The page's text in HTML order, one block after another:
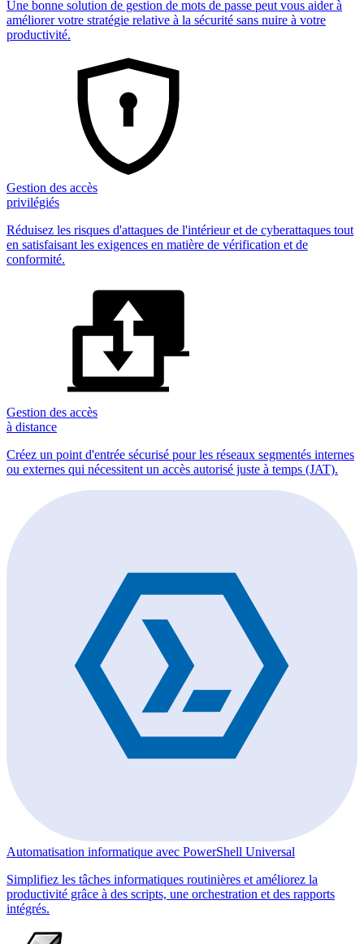
Une bonne solution de gestion de mots de passe peut vous aider à
améliorer votre stratégie relative à la sécurité sans nuire à votre
productivité.
Gestion des accès
privilégiés
Réduisez les risques d'attaques de l'intérieur et de cyberattaques tout
en satisfaisant les exigences en matière de vérification et de
conformité.
Gestion des accès
à distance
Créez un point d'entrée sécurisé pour les réseaux segmentés internes
ou externes qui nécessitent un accès autorisé juste à temps (JAT).
Automatisation informatique avec PowerShell Universal
Simplifiez les tâches informatiques routinières et améliorez la
productivité grâce à des scripts, une orchestration et des rapports
intégrés.